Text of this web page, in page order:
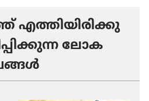
എത്തിയി​രി​ക്കു​
ലോക​